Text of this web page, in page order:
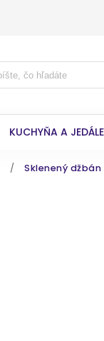
KUCHYŇA A
/ Sklenený